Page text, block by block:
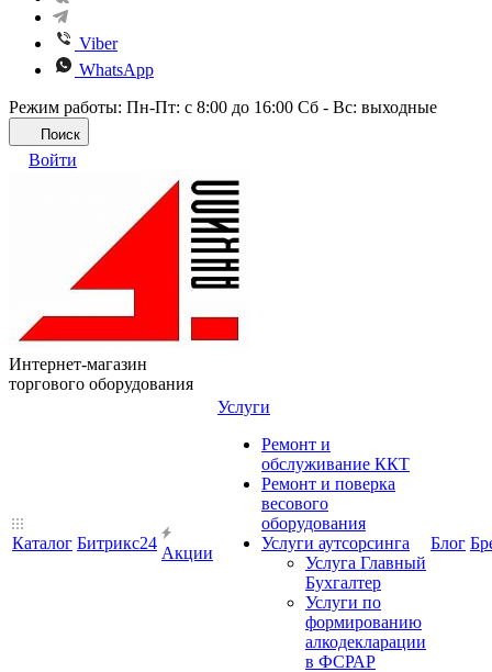
Viber
WhatsApp
Режим работы: Пн-Пт: с 8:00 до 16:00 Сб - Вс: выходные
Поиск
Войти
Интернет-магазин
торгового оборудования
Каталог Битрикс24
Акции
Услуги
Ремонт и
обслуживание ККТ
Ремонт и поверка
весового
оборудования
Услуги аутсорсинга
Услуга Главный
Бухгалтер
Услуги по
формированию
алкодекларации
в ФСРАР
Блог